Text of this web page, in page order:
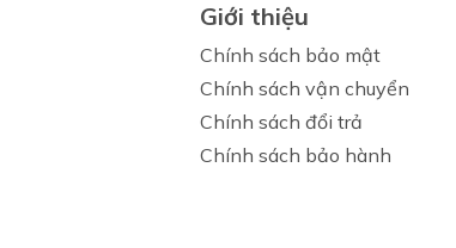
Giới thiệu
Chính sách bảo mật
Chính sách vận chuyển
Chính sách đổi trả
Chính sách bảo hành